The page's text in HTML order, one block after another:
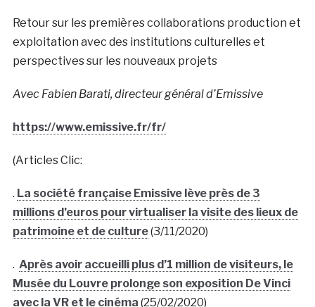
Retour sur les premières collaborations production et
exploitation avec des institutions culturelles et
perspectives sur les nouveaux projets
Avec Fabien Barati, directeur général d’Emissive
https://www.emissive.fr/fr/
(Articles Clic:
. La société française Emissive lève près de 3
millions d’euros pour virtualiser la visite des lieux de
patrimoine et de culture(3/11/2020)
. Après avoir accueilli plus d’1 million de visiteurs, le
Musée du Louvre prolonge son exposition De Vinci
avec la VR et le cinéma (25/02/2020)